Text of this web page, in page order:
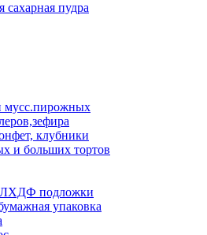
сахарная пудра
мусс.пирожных
клубники
и больших тортов
ЛХДФ подложки
упаковка